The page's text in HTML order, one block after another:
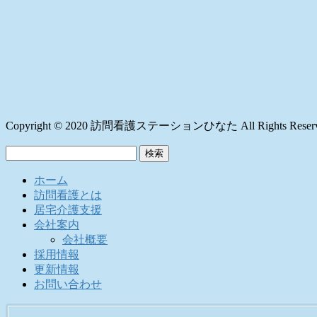
Copyright © 2020 訪問看護ステーションひなた All Rights
ホーム
訪問看護とは
居宅介護支援
会社案内
会社概要
採用情報
更新情報
お問い合わせ